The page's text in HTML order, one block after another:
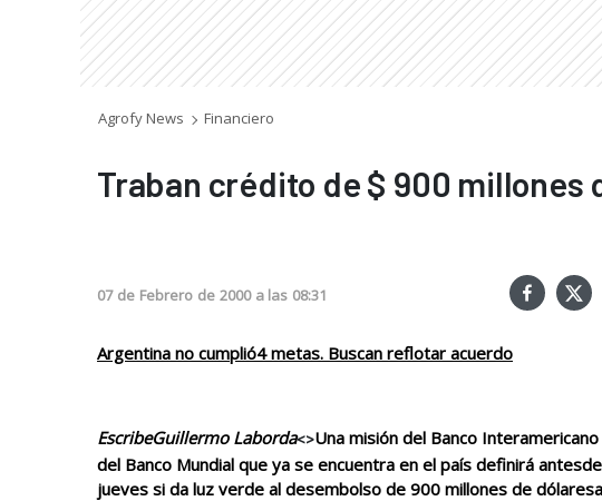
Agrofy News Financiero
Traban crédito de $ 900 millones
07 de Febrero de 2000 a las 08:31
Argentina no cumplió4 metas. Buscan reflotar acuerdo
EscribeGuillermo Laborda<>Una misión del Banco
del Banco Mundial que ya se encuentra en el país definirá
jueves si da luz verde al desembolso de 900 millones de